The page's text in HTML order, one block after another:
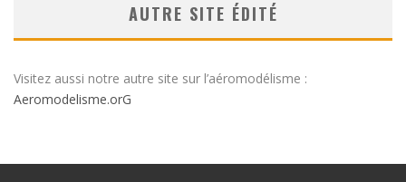
AUTRE SITE ÉDITÉ
Visitez aussi notre autre site sur l’aéromodélisme :
Aeromodelisme.orG